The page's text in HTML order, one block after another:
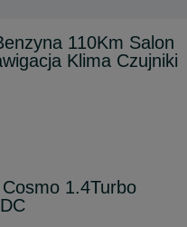
110Km Salon
Klima Czujniki
1.4Turbo